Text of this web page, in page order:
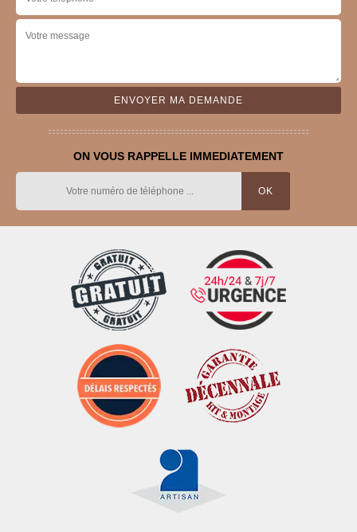
ON VOUS RAPPELLE IMMEDIATEMENT